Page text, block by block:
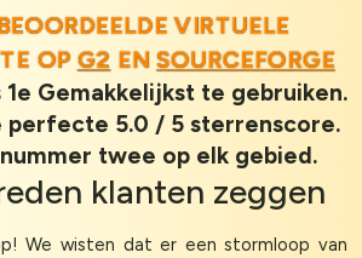
VIRTUELE
OP G2 EN SOURCEFORGE
Gemakkelijkst te gebruiken.
perfecte 5.0 / 5 sterrenscore.
twee op elk gebied.
klanten zeggen
We wisten dat er een stormloop van